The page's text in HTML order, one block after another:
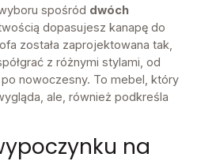
spośród dwóch
dopasujesz kanapę do
została zaprojektowana tak,
z różnymi stylami, od
nowoczesny. To mebel, który
ale, również podkreśla
na